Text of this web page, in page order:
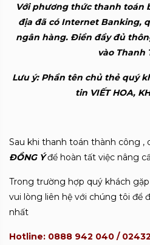
Với phương thức thanh toán
địa đã có Internet Banking,
ngân hàng. Điền đầy đủ
vào Thanh
Lưu ý: Phần tên chủ thẻ quý
tin VIẾT HOA,
Sau khi thanh toán thành công ,
ĐỒNG Ýđể hoàn tất việc nâng
Trong trường hợp quý khách
vui lòng liên hệ với chúng tôi để
nhất
Hotline: 0888 942 040 /